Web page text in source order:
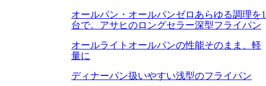
オールパン・オールパンゼロ あらゆる調理を1
台で。アサヒのロングセラー深型フライパン
オールライト オールパンの性能そのまま、軽
量に
ディナーパン扱いやすい浅型のフライパン